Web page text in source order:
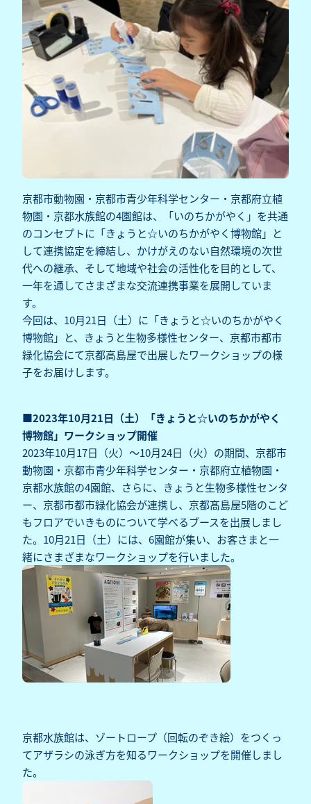
京都市動物園・京都市青少年科学センター・京都府立植
物園・京都水族館の4園館は、「いのちかがやく」を共通
のコンセプトに「きょうと☆いのちかがやく博物館」と
して連携協定を締結し、かけがえのない自然環境の次世
代への継承、そして地域や社会の活性化を目的として、
一年を通してさまざまな交流連携事業を展開していま
す。
今回は、10月21日（土）に「きょうと☆いのちかがやく
博物館」と、きょうと生物多様性センター、京都市都市
緑化協会にて京都高島屋で出展したワークショップの様
子をお届けします。
■2023年10月21日（土）「きょうと☆いのちかがやく
博物館」ワークショップ開催
2023年10月17日（火）～10月24日（火）の期間、京都市
動物園・京都市青少年科学センター・京都府立植物園・
京都水族館の4園館、さらに、きょうと生物多様性センタ
ー、京都市都市緑化協会が連携し、京都髙島屋5階のこど
もフロアでいきものについて学べるブースを出展しまし
た。10月21日（土）には、6園館が集い、お客さまと一
緒にさまざまなワークショップを行いました。
京都水族館は、ゾートロープ（回転のぞき絵）をつくっ
てアザラシの泳ぎ方を知るワークショップを開催しまし
た。